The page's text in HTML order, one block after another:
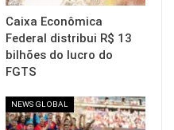
Caixa Econômica
Federal distribui R$ 13
bilhões do lucro do
FGTS
NEWS GLOBAL